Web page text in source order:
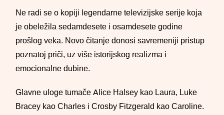
Ne radi se o kopiji legendarne televizijske serije koja
je obeležila sedamdesete i osamdesete godine
prošlog veka. Novo čitanje donosi savremeniji pristup
poznatoj priči, uz više istorijskog realizma i
emocionalne dubine.
Glavne uloge tumače Alice Halsey kao Laura, Luke
Bracey kao Charles i Crosby Fitzgerald kao Caroline.